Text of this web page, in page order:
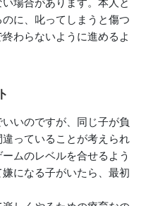
場合があります。本人と
に、叱ってしまうと傷つ
わらないように進めるよ
いのですが、同じ子が負
っていることが考えられ
ムのレベルを合せるよう
になる子がいたら、最初